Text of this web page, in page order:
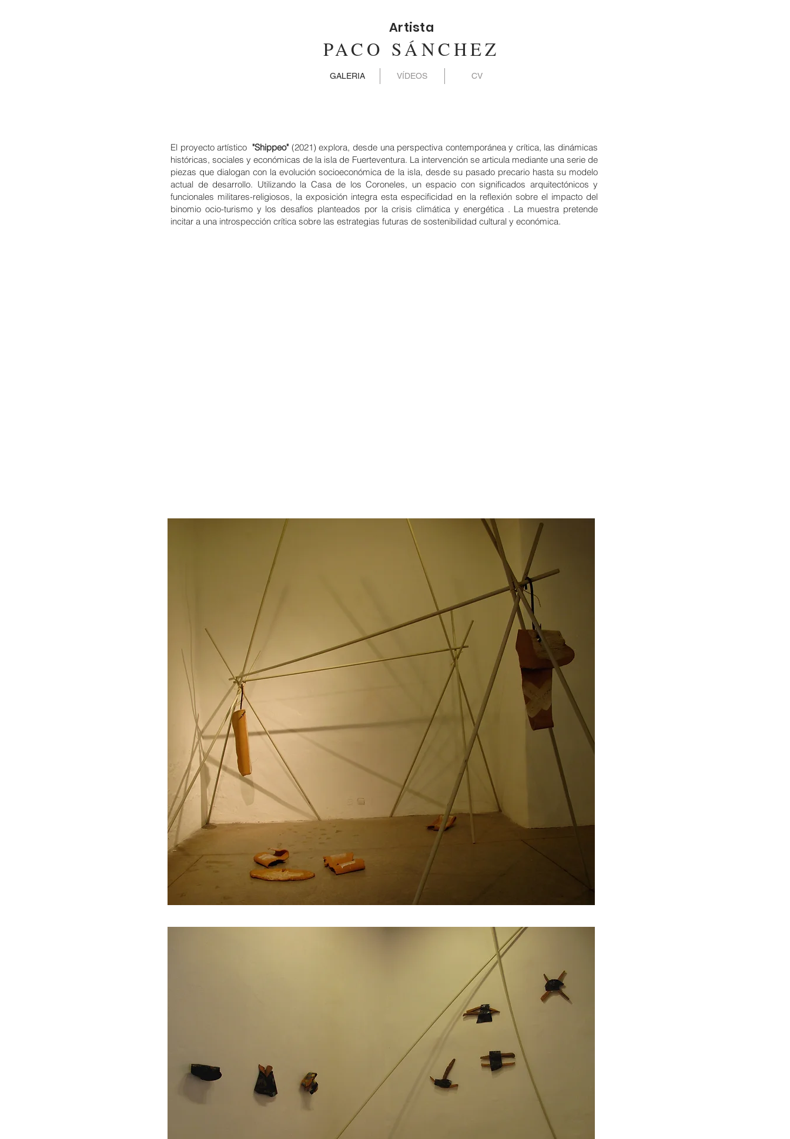
Artista
PACO SÁNCHEZ
GALERIA VÍDEOS CV
El proyecto artístico"Shippeo" (2021) explora, desde una perspectiva contemporánea y crítica, las dinámicas
históricas, sociales y económicas de la isla de Fuerteventura. La intervención se articula mediante una serie de
piezas que dialogan con la evolución socioeconómica de la isla, desde su pasado precario hasta su modelo
actual de desarrollo. Utilizando la Casa de los Coroneles, un espacio con significados arquitectónicos y
funcionales militares-religiosos, la exposición integra esta especificidad en la reflexión sobre el impacto del
binomio ocio-turismo y los desafíos planteados por la crisis climática y energética . La muestra pretende
incitar a una introspección crítica sobre las estrategias futuras de sostenibilidad cultural y económica.